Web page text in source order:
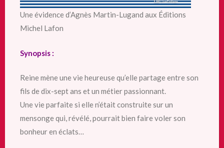
Une évidence d’Agnès Martin-Lugand aux Éditions
Michel Lafon
Synopsis :
Reine mène une vie heureuse qu’elle partage entre son
fils de dix-sept ans et un métier passionnant.
Une vie parfaite si elle n’était construite sur un
mensonge qui, révélé, pourrait bien faire voler son
bonheur en éclats…